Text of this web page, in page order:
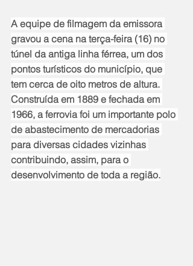
A equipe de filmagem da emissora
gravou a cena na terça-feira (16) no
túnel da antiga linha férrea, um dos
pontos turísticos do município, que
tem cerca de oito metros de altura.
Construída em 1889 e fechada em
1966, a ferrovia foi um importante polo
de abastecimento de mercadorias
para diversas cidades vizinhas
contribuindo, assim, para o
desenvolvimento de toda a região.